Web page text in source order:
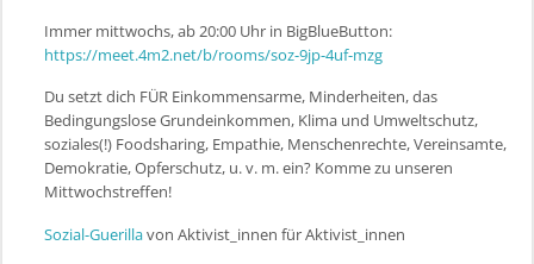
Immer mittwochs, ab 20:00 Uhr in BigBlueButton:
https://meet.4m2.net/b/rooms/soz-9jp-4uf-mzg
Du setzt dich FÜR Einkommensarme, Minderheiten, das
Bedingungslose Grundeinkommen, Klima und Umweltschutz,
soziales(!) Foodsharing, Empathie, Menschenrechte, Vereinsamte,
Demokratie, Opferschutz, u. v. m. ein? Komme zu unseren
Mittwochstreffen!
Sozial-Guerillavon Aktivist_innen für Aktivist_innen